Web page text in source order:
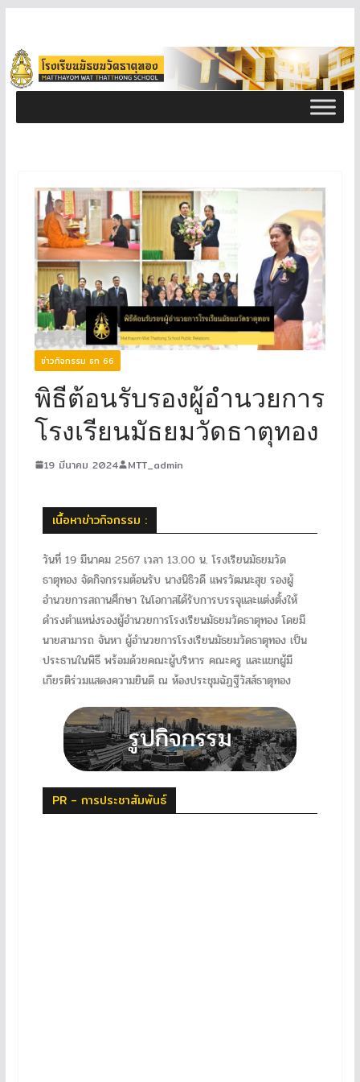
ข่าวกิจกรรม ธท 66
พิธีต้อนรับรองผู้อำนวยการ
โรงเรียนมัธยมวัดธาตุทอง
19 มีนาคม 2024 MTT_admin
เนื้อหาข่าวกิจกรรม :
วันที่ 19 มีนาคม 2567 เวลา 13.00 น. โรงเรียนมัธยมวัด
ธาตุทอง จัดกิจกรรมต้อนรับ นางนิธิวดี แพรวัฒนะสุข รองผู้
อำนวยการสถานศึกษา ในโอกาสได้รับการบรรจุและแต่งตั้งให้
ดำรงตำแหน่งรองผู้อำนวยการโรงเรียนมัธยมวัดธาตุทอง โดยมี
นายสามารถ จันหา ผู้อำนวยการโรงเรียนมัธยมวัดธาตุทอง เป็น
ประธานในพิธี พร้อมด้วยคณะผู้บริหาร คณะครู และแขกผู้มี
เกียรติร่วมแสดงความยินดี ณ ห้องประชุมฉัฏฐีวัสส์ธาตุทอง
PR - การประชาสัมพันธ์